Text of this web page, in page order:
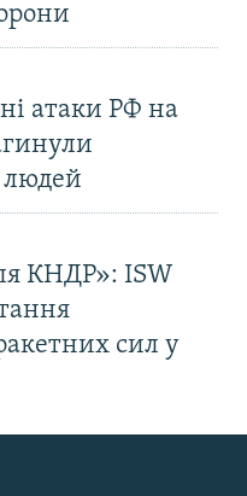
атаки РФ на
КНДР»: ISW
сил у